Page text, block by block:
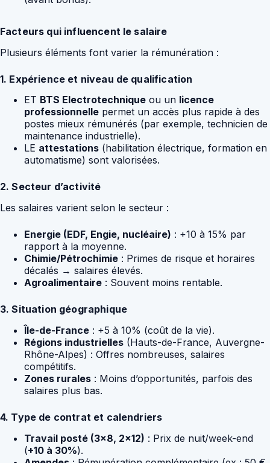
Facteurs qui influencent le salaire
Plusieurs éléments font varier la rémunération :
1. Expérience et niveau de qualification
ET BTS Electrotechnique ou un licence
professionnelle permet un accès plus rapide à des
postes mieux rémunérés (par exemple, technicien de
maintenance industrielle).
LE attestations (habilitation électrique, formation en
automatisme) sont valorisées.
2. Secteur d’activité
Les salaires varient selon le secteur :
Energie (EDF, Engie, nucléaire) : +10 à 15% par
rapport à la moyenne.
Chimie/Pétrochimie : Primes de risque et horaires
décalés → salaires élevés.
Agroalimentaire : Souvent moins rentable.
3. Situation géographique
Île-de-France : +5 à 10% (coût de la vie).
Régions industrielles (Hauts-de-France, Auvergne-
Rhône-Alpes) : Offres nombreuses, salaires
compétitifs.
Zones rurales : Moins d’opportunités, parfois des
salaires plus bas.
4. Type de contrat et calendriers
Travail posté (3×8, 2×12) : Prix de nuit/week-end
(+10 à 30%).